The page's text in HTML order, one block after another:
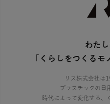
わた
「くらしをつくる
リス株式会社は
プラスチックの日
時代によって変化する、